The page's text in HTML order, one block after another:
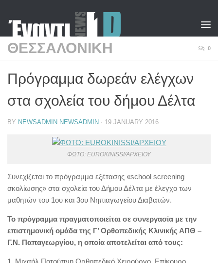
ΘΕΣΣΑΛΟΝΙΚΗ 0
Πρόγραμμα δωρεάν ελέγχων
στα σχολεία του δήμου Δέλτα
BY NEWSADMIN NEWSADMIN · 19 JANUARY 2016
ΦΩΤΟ: EUROKINISSI/ΑΡΧΕΙΟΥ
Συνεχίζεται το πρόγραμμα εξέτασης «school screening
σκολίωσης» στα σχολεία του Δήμου Δέλτα με έλεγχο των
μαθητών του 1ου και 3ου Νηπιαγωγείου Διαβατών.
Το πρόγραμμα πραγματοποιείται σε συνεργασία με την
επιστημονική ομάδα της Γ’ Ορθοπεδικής Κλινικής ΑΠΘ –
Γ.Ν. Παπαγεωργίου, η οποία αποτελείται από τους:
1. Μιχαήλ Ποτούπνη Ορθοπεδικό Χειρούργο, Επίκουρο